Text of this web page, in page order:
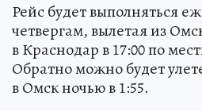
Рейс будет выполняться
четвергам, вылетая из
в Краснодар в 17:00 по
Обратно можно будет
в Омск ночью в 1:55.